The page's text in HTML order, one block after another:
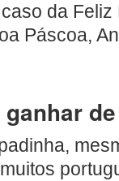
da Feliz
Páscoa,